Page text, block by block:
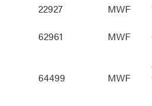
22927 MWF
62961 MWF
64499 MWF